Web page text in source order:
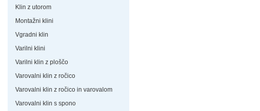
Klin z utorom
Montažni klini
Vgradni klin
Varilni klini
Varilni klin z ploščo
Varovalni klin z ročico
Varovalni klin z ročico in varovalom
Varovalni klin s spono